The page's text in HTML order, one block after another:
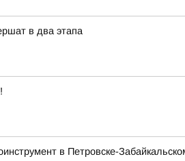
в два этапа
в Петровске-